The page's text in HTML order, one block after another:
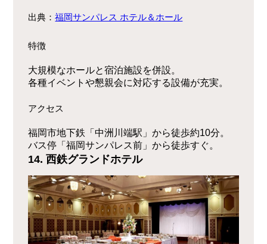
出典：福岡サンパレス ホテル＆ホール
特徴
大規模なホールと宿泊施設を併設。
各種イベントや懇親会に対応する設備が充実。
アクセス
福岡市地下鉄「中洲川端駅」から徒歩約10分。
バス停「福岡サンパレス前」から徒歩すぐ。
14. 西鉄グランドホテル